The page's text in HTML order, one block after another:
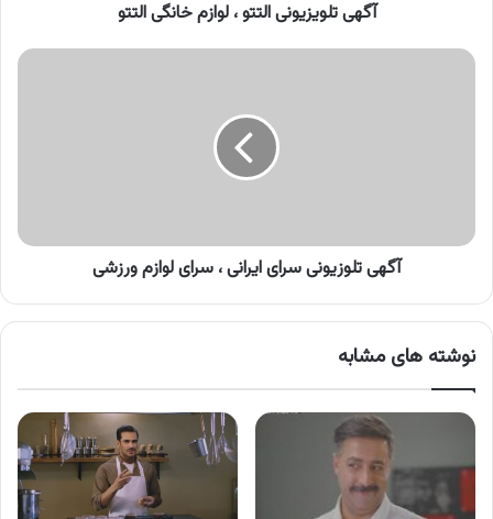
آگهی تلویزیونی التتو ، لوازم خانگی التتو
آگهی
آگهی تلوزیونی سرای ایرانی ، سرای لوازم ورزشی
نوشته های مشابه